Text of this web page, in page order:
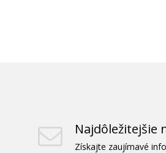
Najdôležitejšie
Získajte zaujímavé